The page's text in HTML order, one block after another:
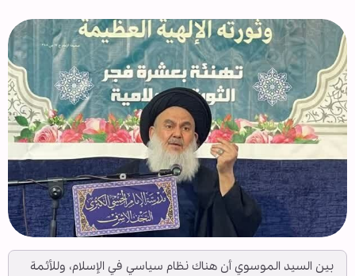
بين السيد الموسوي أن هناك نظام سياسي في الإسلام، وللأئمة